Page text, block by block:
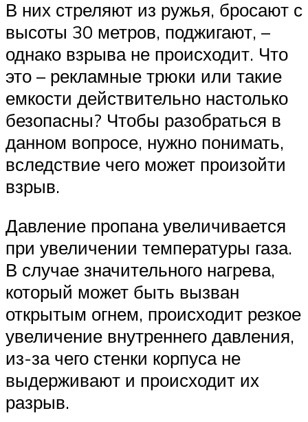
В них стреляют из ружья, бросают с
высоты 30 метров, поджигают, –
однако взрыва не происходит. Что
это – рекламные трюки или такие
емкости действительно настолько
безопасны? Чтобы разобраться в
данном вопросе, нужно понимать,
вследствие чего может произойти
взрыв.
Давление пропана увеличивается
при увеличении температуры газа.
В случае значительного нагрева,
который может быть вызван
открытым огнем, происходит резкое
увеличение внутреннего давления,
из-за чего стенки корпуса не
выдерживают и происходит их
разрыв.